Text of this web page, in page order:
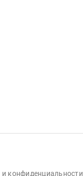
и конфиденциальности